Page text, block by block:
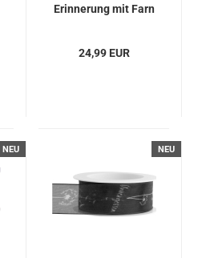
Erinnerung mit Farn
24,99 EUR
NEU NEU